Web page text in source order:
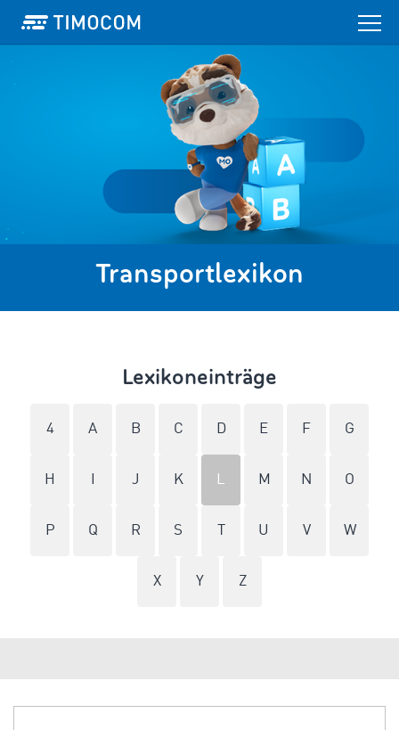
Transportlexikon
Lexikoneinträge
4 A B C D E F G
H J K L M N O
P Q R S U V W
X Y Z